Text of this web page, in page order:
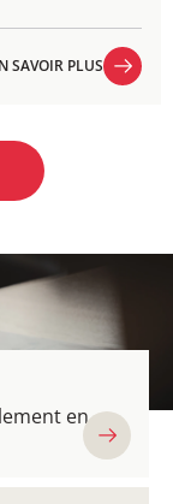
SAVOIR PLUS
en